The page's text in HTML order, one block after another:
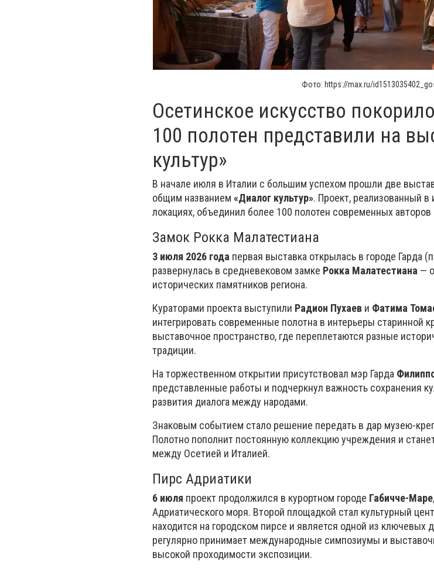
Фото: https://max.ru/
Осетинское искусство
100 полотен представили на
культур»
В начале июля в Италии с большим успехом прошли две
общим названием «Диалог культур». Проект, реализованный в
локациях, объединил более 100 полотен современных
Замок Рокка Малатестиана
3 июля 2026 года первая выставка открылась в городе Гарда
развернулась в средневековом замке Рокка Малатестиана —
исторических памятников региона.
Кураторами проекта выступили Радион Пухаев и Фатима
интегрировать современные полотна в интерьеры старинной
выставочное пространство, где переплетаются разные
традиции.
На торжественном открытии присутствовал мэр Гарда
представленные работы и подчеркнул важность сохранения
развития диалога между народами.
Знаковым событием стало решение передать в дар музею-
Полотно пополнит постоянную коллекцию учреждения и
между Осетией и Италией.
Пирс Адриатики
6 июля проект продолжился в курортном городе Габичче-Маре
Адриатического моря. Второй площадкой стал культурный
находится на городском пирсе и является одной из ключевых
регулярно принимает международные симпозиумы и
высокой проходимости экспозиции.